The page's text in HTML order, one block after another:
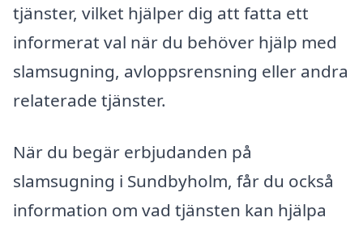
tjänster, vilket hjälper dig att fatta ett
informerat val när du behöver hjälp med
slamsugning, avloppsrensning eller andra
relaterade tjänster.
När du begär erbjudanden på
slamsugning i Sundbyholm, får du också
information om vad tjänsten kan hjälpa